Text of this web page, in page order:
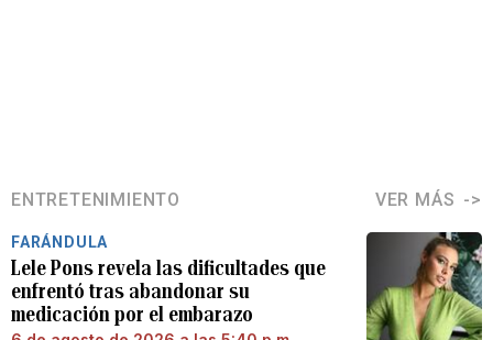
ENTRETENIMIENTO VER MÁS
FARÁNDULA
Lele Pons revela las dificultades que
enfrentó tras abandonar su
medicación por el embarazo